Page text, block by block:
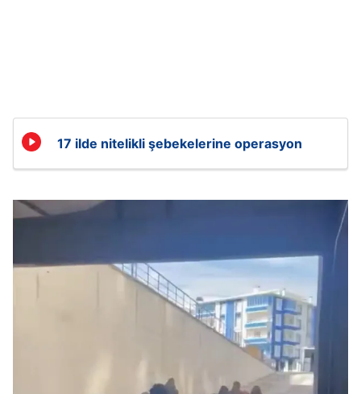
17 ilde nitelikli şebekelerine operasyon